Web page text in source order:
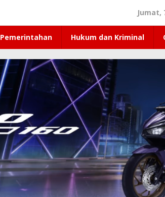
Jumat,
Pemerintahan Hukum dan Kriminal